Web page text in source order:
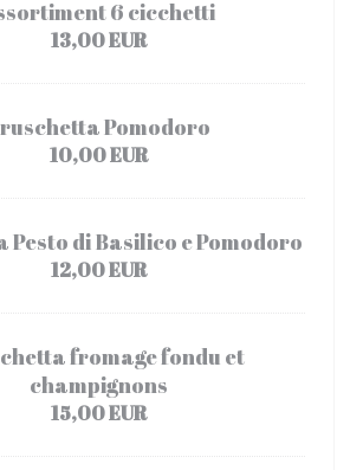
6 cicchetti
13,00 EUR
Pomodoro
10,00 EUR
Pesto di Basilico e Pomodoro
12,00 EUR
fromage fondu et
champignons
15,00 EUR